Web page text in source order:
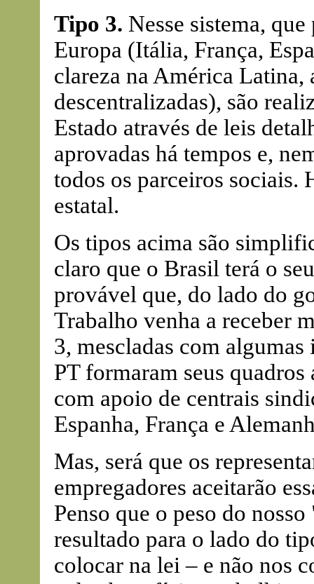
Tipo 3. Nesse sistema,
Europa (Itália, França,
clareza na América Latina,
descentralizadas), são
Estado através de leis
aprovadas há tempos e,
todos os parceiros
estatal.
Os tipos acima são
claro que o Brasil terá o
provável que, do lado do
Trabalho venha a receber
3, mescladas com
PT formaram seus
com apoio de centrais
Espanha, França e
Mas, será que os
empregadores aceitarão
Penso que o peso do
resultado para o lado do
colocar na lei – e não nos